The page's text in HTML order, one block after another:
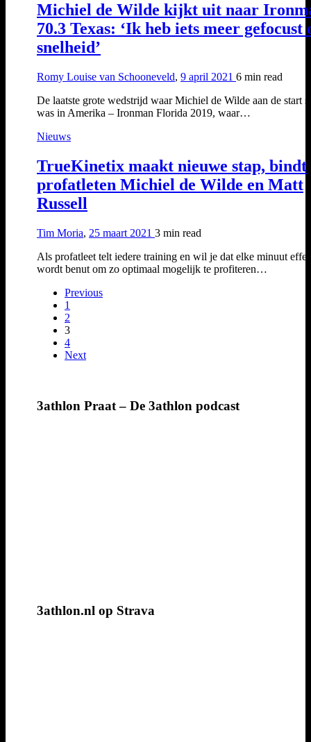
Michiel de Wilde kijkt uit naar
70.3 Texas: ‘Ik heb iets meer gefocust
snelheid’
Romy Louise van Schooneveld, 9 april 2021 6 min read
De laatste grote wedstrijd waar Michiel de Wilde aan de start
was in Amerika – Ironman Florida 2019, waar…
Nieuws
TrueKinetix maakt nieuwe stap, bindt
profatleten Michiel de Wilde en Matt
Russell
Tim Moria, 25 maart 2021 3 min read
Als profatleet telt iedere training en wil je dat elke minuut
wordt benut om zo optimaal mogelijk te profiteren…
Previous
1
2
3
4
Next
3athlon Praat – De 3athlon podcast
3athlon.nl op Strava